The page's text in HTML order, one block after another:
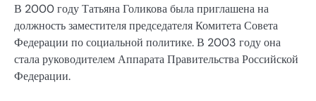
В 2000 году Татьяна Голикова была приглашена на
должность заместителя председателя Комитета Совета
Федерации по социальной политике. В 2003 году она
стала руководителем Аппарата Правительства Российской
Федерации.